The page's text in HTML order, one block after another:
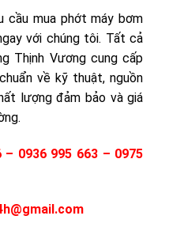
cầu mua phớt máy bơm
với chúng tôi. Tất cả
Thịnh Vương cung cấp
về kỹ thuật, nguồn
lượng đảm bảo và giá
– 0936 995 663 – 0975